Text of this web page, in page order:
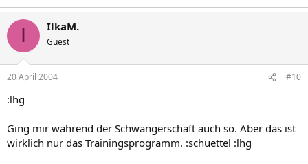
I IlkaM.
Guest
20 April 2004 #10
:lhg
Ging mir während der Schwangerschaft auch so. Aber das ist
wirklich nur das Trainingsprogramm. :schuettel :lhg